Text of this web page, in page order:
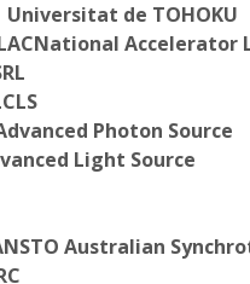
Universitat de TOHOKU
National Accelerator
Photon Source
Light Source
Australian